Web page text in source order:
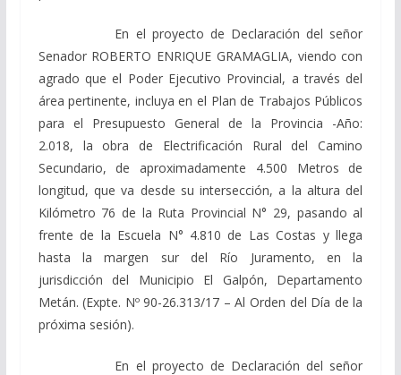
En el proyecto de Declaración del señor
Senador ROBERTO ENRIQUE GRAMAGLIA, viendo con
agrado que el Poder Ejecutivo Provincial, a través del
área pertinente, incluya en el Plan de Trabajos Públicos
para el Presupuesto General de la Provincia -Año:
2.018, la obra de Electrificación Rural del Camino
Secundario, de aproximadamente 4.500 Metros de
longitud, que va desde su intersección, a la altura del
Kilómetro 76 de la Ruta Provincial N° 29, pasando al
frente de la Escuela N° 4.810 de Las Costas y llega
hasta la margen sur del Río Juramento, en la
jurisdicción del Municipio El Galpón, Departamento
Metán. (Expte. Nº 90-26.313/17 – Al Orden del Día de la
próxima sesión).
En el proyecto de Declaración del señor